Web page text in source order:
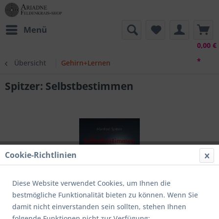
Menü
0,00 €
*
Übersicht Gehirn+Lernen
Spitzer: Selbstbestimmen
Cookie-Richtlinien
Diese Website verwendet Cookies, um Ihnen die
bestmögliche Funktionalität bieten zu können. Wenn Sie
damit nicht einverstanden sein sollten, stehen Ihnen